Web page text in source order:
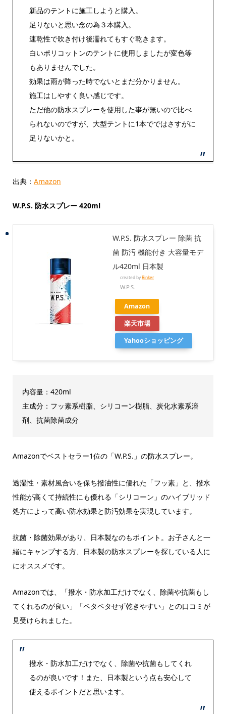
新品のテントに施工しようと購入。
足りないと思い念の為３本購入。
速乾性で吹き付け後濡れてもすぐ乾きます。
白いポリコットンのテントに使用しましたが変色等
もありませんでした。
効果は雨が降った時でないとまだ分かりません。
施工はしやすく良い感じです。
ただ他の防水スプレーを使用した事が無いので比べ
られないのですが、大型テントに1本でではさすがに
足りないかと。
出典： Amazon
W.P.S. 防水スプレー 420ml
W.P.S. 防水スプレー 除菌 抗
菌 防汚 機能付き 大容量モデ
ル420ml 日本製
created byRinker
W.P.S.
Amazon
楽天市場
Yahooショッピング
内容量：420ml
主成分：フッ素系樹脂、シリコーン樹脂、炭化水素系溶
剤、抗菌除菌成分
Amazonでベストセラー1位の「W.P.S.」の防水スプレー。
透湿性・素材風合いを保ち撥油性に優れた「フッ素」と、撥水
性能が高くて持続性にも優れる「シリコーン」のハイブリッド
処方によって高い防水効果と防汚効果を実現しています。
抗菌・除菌効果があり、日本製なのもポイント。お子さんと一
緒にキャンプする方、日本製の防水スプレーを探している人に
にオススメです。
Amazonでは、「撥水・防水加工だけでなく、除菌や抗菌もし
てくれるのが良い」「ベタベタせず乾きやすい」との口コミが
見受けられました。
撥水・防水加工だけでなく、除菌や抗菌もしてくれ
るのが良いです！また、日本製という点も安心して
使えるポイントだと思います。